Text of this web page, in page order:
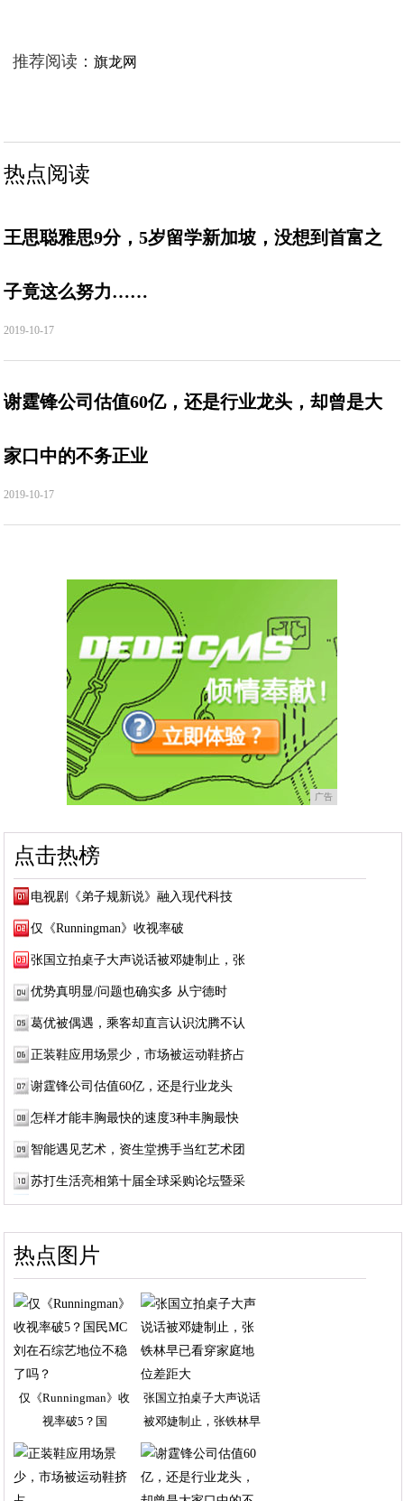
推荐阅读：旗龙网
热点阅读
王思聪雅思9分，5岁留学新加坡，没想到首富之
子竟这么努力……
2019-10-17
谢霆锋公司估值60亿，还是行业龙头，却曾是大
家口中的不务正业
2019-10-17
广告
点击热榜
电视剧《弟子规新说》融入现代科技
仅《Runningman》收视率破
张国立拍桌子大声说话被邓婕制止，张
优势真明显/问题也确实多 从宁德时
葛优被偶遇，乘客却直言认识沈腾不认
正装鞋应用场景少，市场被运动鞋挤占
谢霆锋公司估值60亿，还是行业龙头
怎样才能丰胸最快的速度3种丰胸最快
智能遇见艺术，资生堂携手当红艺术团
苏打生活亮相第十届全球采购论坛暨采
热点图片
仅《Runningman》收
视率破5？国
张国立拍桌子大声说话
被邓婕制止，张铁林早